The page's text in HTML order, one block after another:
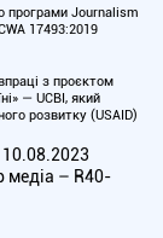
програми Journalism
17493:2019
з проєктом
— UCBI, який
розвитку (USAID)
медіа – R40-